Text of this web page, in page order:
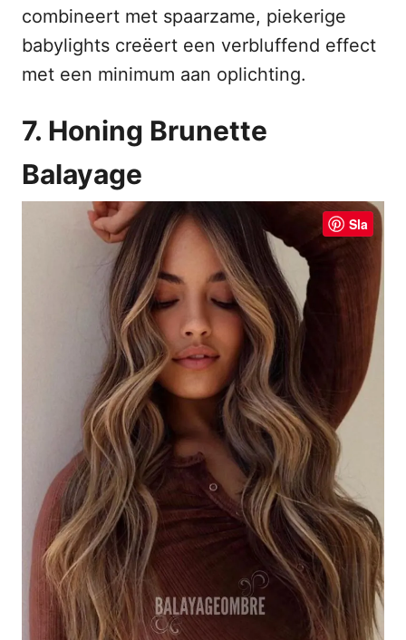
combineert met spaarzame, piekerige
babylights creëert een verbluffend effect
met een minimum aan oplichting.
7. Honing Brunette
Balayage
Sla